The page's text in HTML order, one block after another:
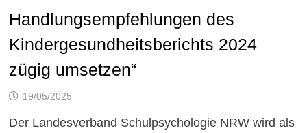
Handlungsempfehlungen des
Kindergesundheitsberichts 2024
zügig umsetzen“
19/05/2025
Der Landesverband Schulpsychologie NRW wird als